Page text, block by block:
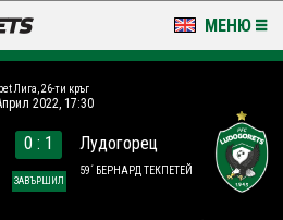
МЕНЮ
Лига, 26-ти кръг
2022, 17:30
0 : 1
ЗАВЪРШИЛ
Лудогорец
59´ БЕРНАРД ТЕКПЕТЕЙ